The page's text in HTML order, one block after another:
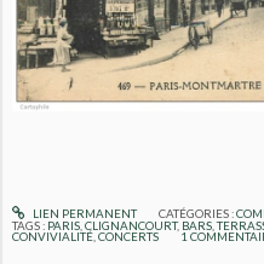
LIEN PERMANENT CATÉGORIES :
TAGS : PARIS ,CLIGNANCOURT, BARS ,
CONVIVIALITÉ ,CONCERTS 1